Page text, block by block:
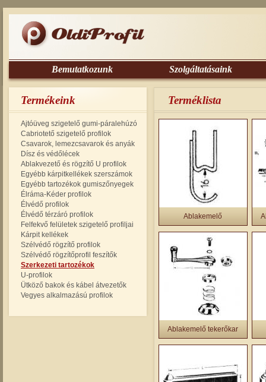
Bemutatkozunk Szolgáltatásaink
Termékeink
Ajtóüveg szigetelő gumi-páralehúzó
Cabriotető szigetelő profilok
Csavarok, lemezcsavarok és anyák
Dísz és védőlécek
Ablakvezető és rögzítő U profilok
Egyébb kárpitkellékek szerszámok
Egyébb tartozékok gumiszőnyegek
Élráma-Kéder profilok
Élvédő profilok
Élvédő térzáró profilok
Felfekvő felületek szigetelő profiljai
Kárpit kellékek
Szélvédő rögzítő profilok
Szélvédő rögzítőprofil feszítők
Szerkezeti tartozékok
U-profilok
Ütköző bakok és kábel átvezetők
Vegyes alkalmazású profilok
Terméklista
Ablakemelő
Ablakemelő tekerőkar